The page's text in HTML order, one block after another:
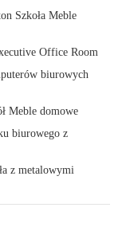
Szkoła Meble
Office Room
biurowych
Meble domowe
biurowego z
z metalowymi